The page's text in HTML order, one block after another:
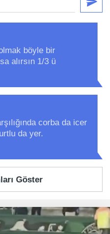
böyle bir
alırsın 1/3 ü
corba da icer
da yer.
Göster